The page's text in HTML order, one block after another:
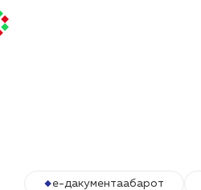
е-дакументаабарот